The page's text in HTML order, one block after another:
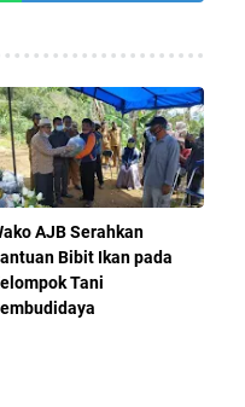
AJB Serahkan
Bibit Ikan pada
Tani